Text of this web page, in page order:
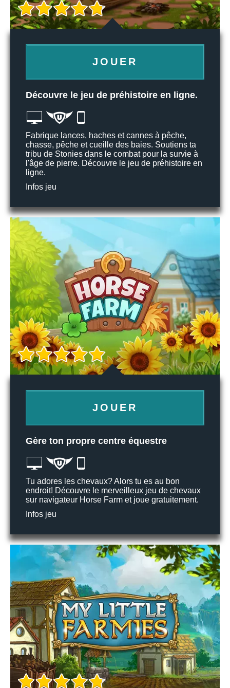
JOUER
Découvre le jeu de préhistoire en ligne.
Fabrique lances, haches et cannes à pêche,
chasse, pêche et cueille des baies. Soutiens ta
tribu de Stonies dans le combat pour la survie à
l'âge de pierre. Découvre le jeu de préhistoire en
ligne.
Infos jeu
JOUER
Gère ton propre centre équestre
Tu adores les chevaux? Alors tu es au bon
endroit! Découvre le merveilleux jeu de chevaux
sur navigateur Horse Farm et joue gratuitement.
Infos jeu